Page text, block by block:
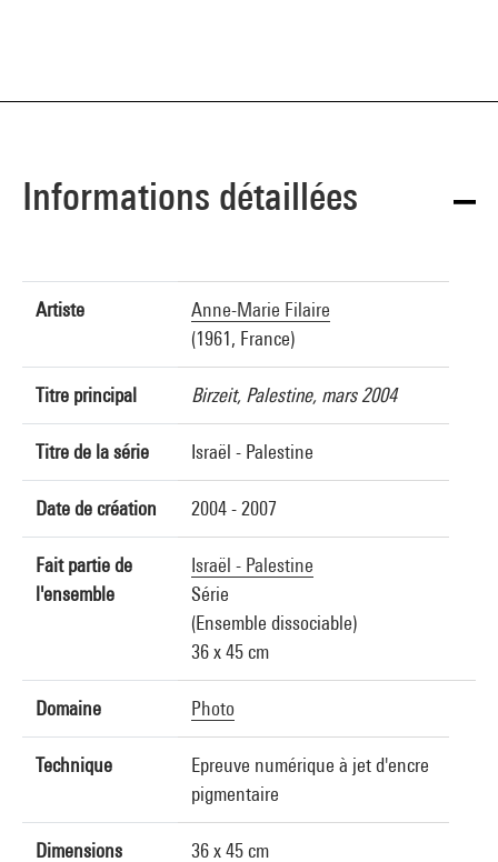
Informations détaillées
Artiste
Anne-Marie Filaire
(1961, France)
Titre principal Birzeit, Palestine, mars 2004
Titre de la série Israël - Palestine
Date de création 2004 - 2007
Fait partie de
l'ensemble
Israël - Palestine
Série
(Ensemble dissociable)
36 x 45 cm
Domaine Photo
Technique
Epreuve numérique à jet d'encre
pigmentaire
Dimensions 36 x 45 cm